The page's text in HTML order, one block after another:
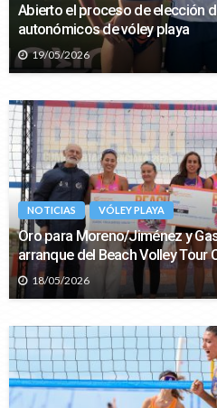
Abierto el proceso de elección
autonómicos de vóley playa
19/05/2026
NOTICIAS VÓLEY PLAYA
Oro para Moreno/Jiménez y
arranque del Beach Volley Tour
18/05/2026